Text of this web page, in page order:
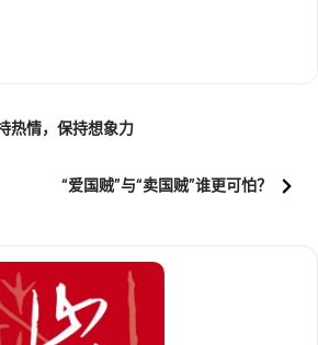
热情，保持想象力
“爱国贼”与“卖国贼”谁更可怕？